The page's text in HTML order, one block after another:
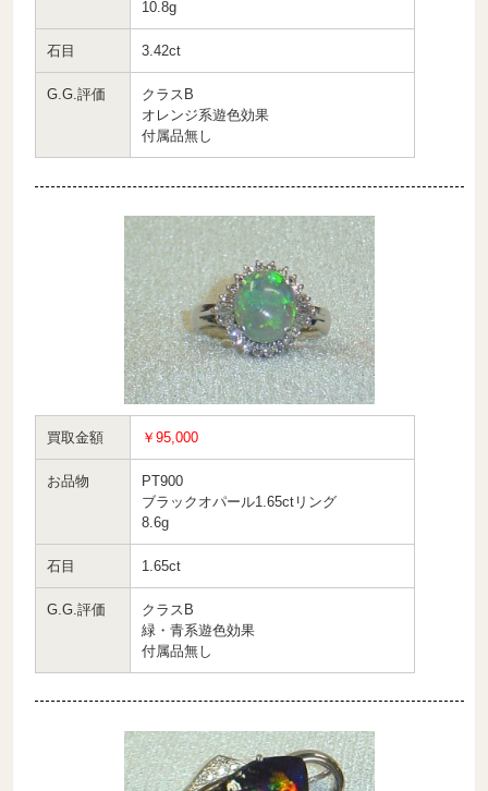
10.8g
石目 3.42ct
G.G.評価
クラスB
オレンジ系遊色効果
付属品無し
買取金額 ￥95,000
お品物
PT900
ブラックオパール1.65ctリング
8.6g
石目 1.65ct
G.G.評価
クラスB
緑・青系遊色効果
付属品無し